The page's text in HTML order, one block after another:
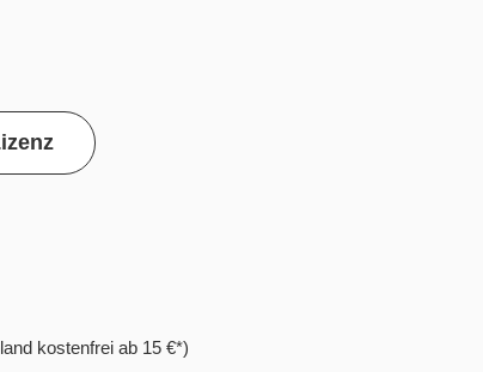
kostenfrei ab 15 €*)